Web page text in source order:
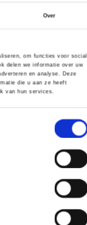
Over
om functies voor social
delen we informatie over uw
en analyse. Deze
die u aan ze heeft
van hun services.
banner